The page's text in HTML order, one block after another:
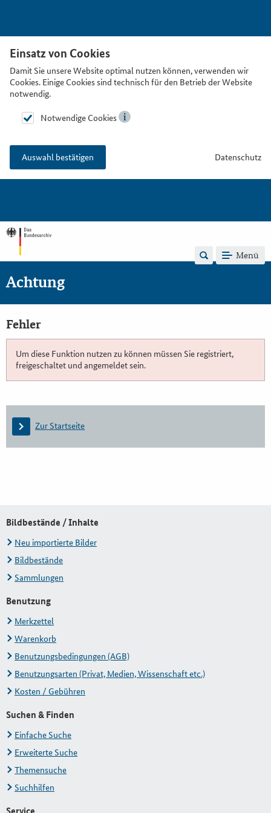
Einsatz von Cookies
Damit Sie unsere Website optimal nutzen können, verwenden wir
Cookies. Einige Cookies sind technisch für den Betrieb der Website
notwendig.
Notwendige Cookies
Auswahl bestätigen Datenschutz
Menü
Achtung
Fehler
Um diese Funktion nutzen zu können müssen Sie registriert,
freigeschaltet und angemeldet sein.
Zur Startseite
Bildbestände / Inhalte
Neu importierte Bilder
Bildbestände
Sammlungen
Benutzung
Merkzettel
Warenkorb
Benutzungsbedingungen (AGB)
Benutzungsarten (Privat, Medien, Wissenschaft etc.)
Kosten / Gebühren
Suchen & Finden
Einfache Suche
Erweiterte Suche
Themensuche
Suchhilfen